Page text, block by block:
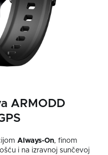
ARMODD
Always-On, finom
i na izravnoj sunčevoj